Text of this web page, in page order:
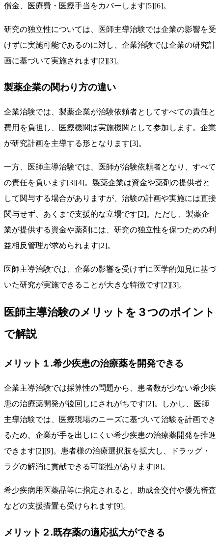
償金、医療費・医療手当をカバーします[5][6]。
研究の独立性については、医師主導治験では企業の影響を受
けずに実施可能であるのに対し、企業治験では企業の研究計
画に基づいて実施されます[2][3]。
製薬企業の関わり方の違い
企業治験では、製薬企業が治験依頼者としてすべての責任と
費用を負担し、医療機関は実施機関として参加します。企業
が研究計画を主導する形となります[3]。
一方、医師主導治験では、医師が治験依頼者となり、すべて
の責任を負います[3][4]。製薬企業は資金や薬剤の提供者と
して関与する場合がありますが、治験の計画や実施には直接
関与せず、あくまで支援的な立場です[2]。ただし、製薬企
業が提供する資金や薬剤には、研究の独立性を保つための利
益相反管理が求められます[2]。
医師主導治験では、企業の影響を受けずに医学的知見に基づ
いた研究が実施できることが大きな特徴です[2][3]。
医師主導治験のメリットを３つのポイント
で解説
メリット１.希少疾患の治療薬を開発できる
企業主導治験では採算性の問題から、患者数が少ない希少疾
患の治療薬開発が後回しにされがちです[2]。しかし、医師
主導治験では、医療現場のニーズに基づいて治験を計画でき
るため、企業が手を出しにくい希少疾患の治療薬開発を推進
できます[2][9]。患者様の治療選択肢を拡大し、ドラッグ・
ラグの解消に貢献できる可能性があります[8]。
希少疾病用医薬品等に指定されると、助成金交付や優先審査
などの支援措置も受けられます[9]。
メリット２.既存薬の適応拡大ができる